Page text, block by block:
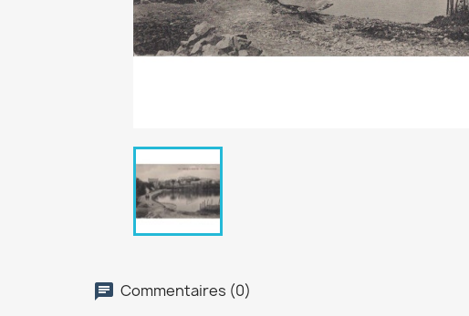
Commentaires (0)